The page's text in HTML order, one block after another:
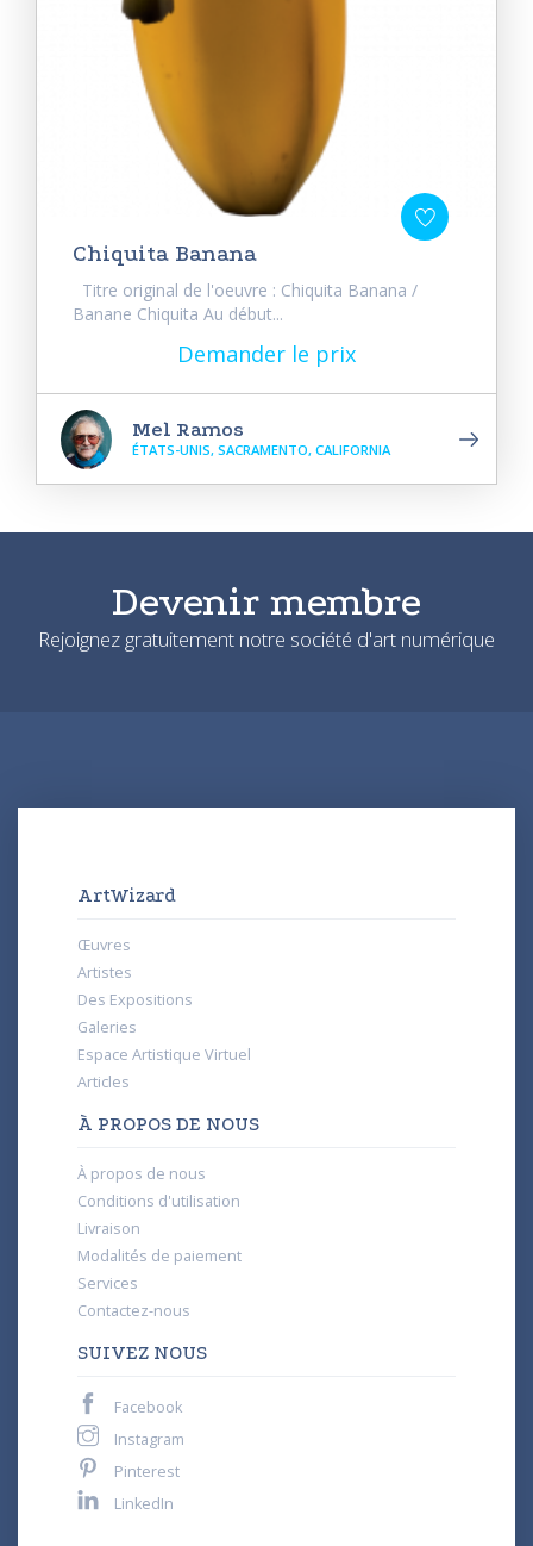
Chiquita Banana
Titre original de l'oeuvre : Chiquita Banana /
Banane Chiquita Au début...
Demander le prix
Mel Ramos
ÉTATS-UNIS, SACRAMENTO, CALIFORNIA
Devenir membre
Rejoignez gratuitement notre société d'art numérique
ArtWizard
Œuvres
Artistes
Des Expositions
Galeries
Espace Artistique Virtuel
Articles
À PROPOS DE NOUS
À propos de nous
Conditions d'utilisation
Livraison
Modalités de paiement
Services
Contactez-nous
SUIVEZ NOUS
Facebook
Instagram
Pinterest
LinkedIn